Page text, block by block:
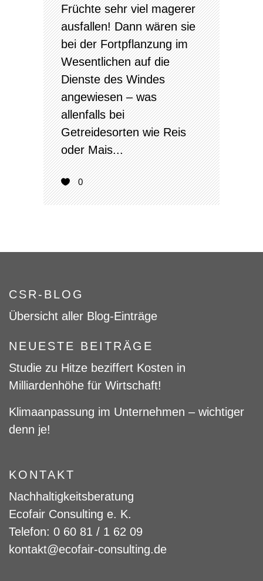
Früchte sehr viel magerer
ausfallen! Dann wären sie
bei der Fortpflanzung im
Wesentlichen auf die
Dienste des Windes
angewiesen – was
allenfalls bei
Getreidesorten wie Reis
oder Mais...
0
CSR-BLOG
Übersicht aller Blog-Einträge
NEUESTE BEITRÄGE
Studie zu Hitze beziffert Kosten in
Milliardenhöhe für Wirtschaft!
Klimaanpassung im Unternehmen – wichtiger
denn je!
KONTAKT
Nachhaltigkeitsberatung
Ecofair Consulting e. K.
Telefon: 0 60 81 / 1 62 09
kontakt@ecofair-consulting.de